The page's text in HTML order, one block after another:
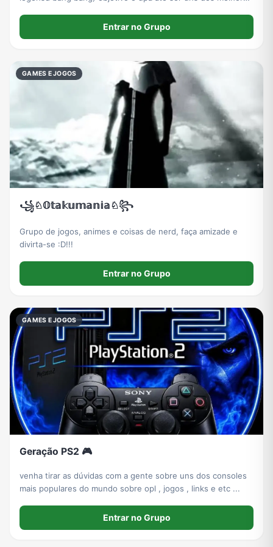
Entrar no Grupo
GAMES E JOGOS
꧁♘𝕆𝕥𝕒𝕜𝕦𝕞𝕒𝕟𝕚𝕒♘꧂
Grupo de jogos, animes e coisas de nerd, faça amizade e
divirta-se :D!!!
Entrar no Grupo
GAMES E JOGOS
Geração PS2 🎮
venha tirar as dúvidas com a gente sobre uns dos consoles
mais populares do mundo sobre opl , jogos , links e etc ...
Entrar no Grupo